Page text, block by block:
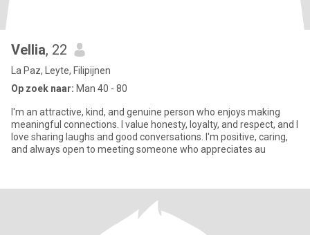
Vellia, 22
La Paz, Leyte, Filipijnen
Op zoek naar: Man 40 - 80
I'm an attractive, kind, and genuine person who enjoys making
meaningful connections. I value honesty, loyalty, and respect, and I
love sharing laughs and good conversations. I'm positive, caring,
and always open to meeting someone who appreciates au